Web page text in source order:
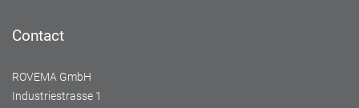
Contact
ROVEMA GmbH
Industriestrasse 1